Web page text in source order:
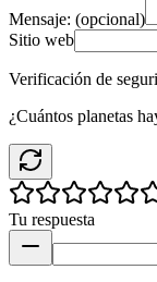
Mensaje: (opcional)
Sitio web
Verificación de
¿Cuántos planetas
Tu respuesta